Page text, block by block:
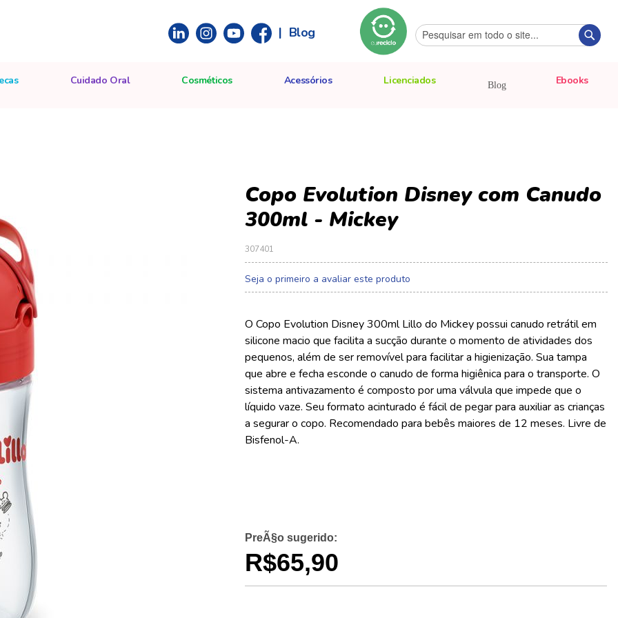
| Blog
Cuidado Oral Cosméticos Acessórios Licenciados Blog Ebooks
Copo Evolution Disney com Canudo
300ml - Mickey
307401
Seja o primeiro a avaliar este produto
O Copo Evolution Disney 300ml Lillo do Mickey possui canudo retrátil em
silicone macio que facilita a sucção durante o momento de atividades dos
pequenos, além de ser removível para facilitar a higienização. Sua tampa
que abre e fecha esconde o canudo de forma higiênica para o transporte. O
sistema antivazamento é composto por uma válvula que impede que o
líquido vaze. Seu formato acinturado é fácil de pegar para auxiliar as crianças
a segurar o copo. Recomendado para bebês maiores de 12 meses. Livre de
Bisfenol-A.
R$65,90
Galeria
imagens